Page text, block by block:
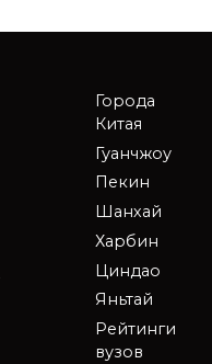
Города
Китая
Гуанчжоу
Пекин
Шанхай
Харбин
Циндао
Яньтай
Рейтинги
вузов